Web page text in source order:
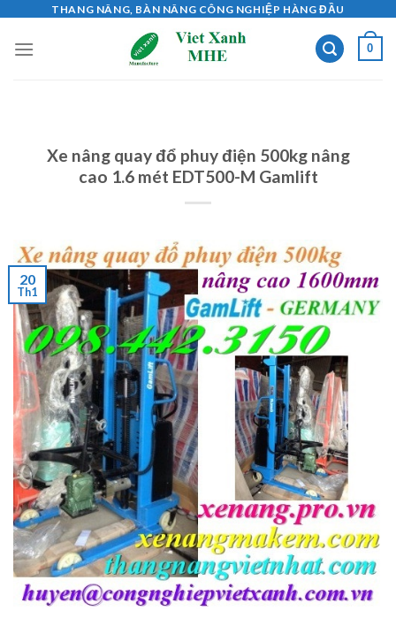
content
THANG NÂNG, BÀN NÂNG CÔNG NGHIỆP HÀNG ĐẦU
0
Xe nâng quay đổ phuy điện 500kg nâng
cao 1.6 mét EDT500-M Gamlift
20
Th1